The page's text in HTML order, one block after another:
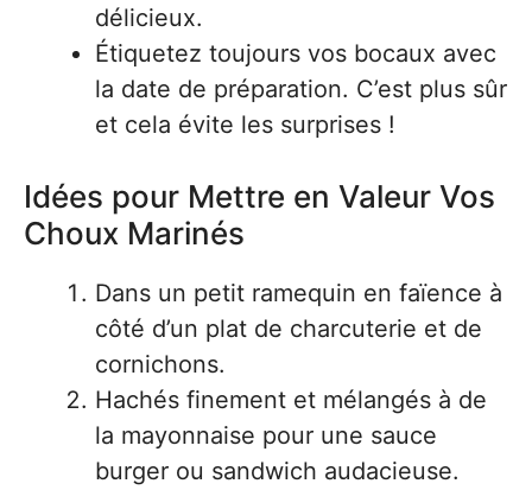
délicieux.
Étiquetez toujours vos bocaux avec
la date de préparation. C’est plus sûr
et cela évite les surprises !
Idées pour Mettre en Valeur Vos
Choux Marinés
Dans un petit ramequin en faïence à
côté d’un plat de charcuterie et de
cornichons.
Hachés finement et mélangés à de
la mayonnaise pour une sauce
burger ou sandwich audacieuse.